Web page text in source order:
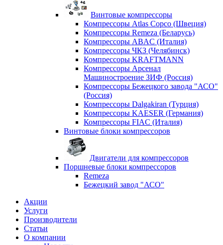
Винтовые компрессоры
Компрессоры Atlas Copco (Швеция)
Компрессоры Remeza (Беларусь)
Компрессоры ABAC (Италия)
Компрессоры ЧКЗ (Челябинск)
Компрессоры KRAFTMANN
Компрессоры Арсенал
Машиностроение ЗИФ (Россия)
Компрессоры Бежецкого завода "АСО"
(Россия)
Компрессоры Dalgakiran (Турция)
Компрессоры KAESER (Германия)
Компрессоры FIAC (Италия)
Винтовые блоки компрессоров
Двигатели для компрессоров
Поршневые блоки компрессоров
Remeza
Бежецкий завод "АСО"
Акции
Услуги
Производители
Статьи
О компании